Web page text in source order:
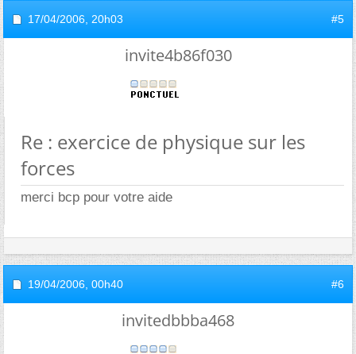
17/04/2006, 20h03 #5
invite4b86f030
Re : exercice de physique sur les
forces
merci bcp pour votre aide
19/04/2006, 00h40 #6
invitedbbba468